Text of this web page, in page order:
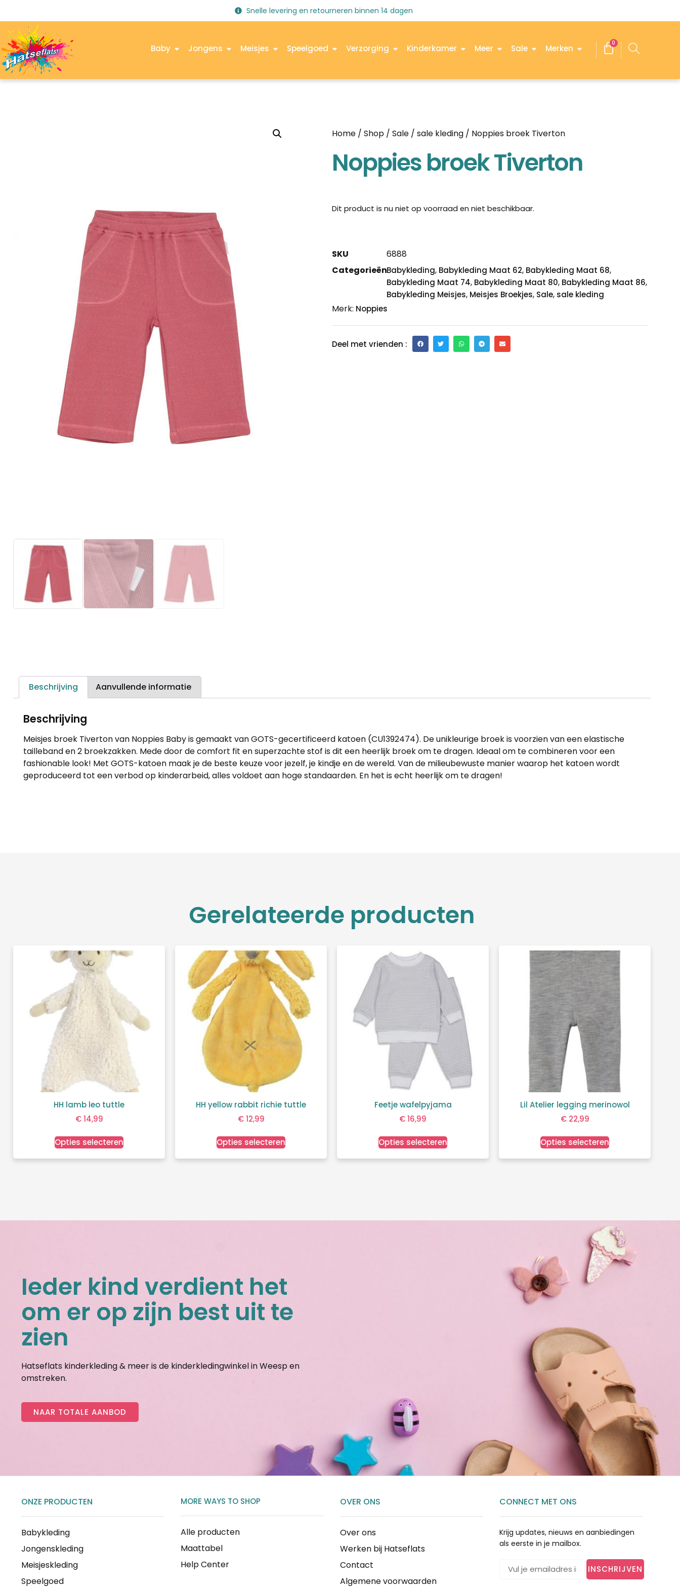
Snelle levering en retourneren binnen 14 dagen
Baby Jongens Meisjes Speelgoed Verzorging Kinderkamer Meer Sale Merken
0
Home / Shop / Sale / sale kleding / Noppies broek Tiverton
Noppies broek Tiverton
Dit product is nu niet op voorraad en niet beschikbaar.
SKU
6888
CategorieënBabykleding, Babykleding Maat 62, Babykleding Maat 68,
Babykleding Maat 74, Babykleding Maat 80, Babykleding Maat 86,
Babykleding Meisjes, Meisjes Broekjes, Sale, sale kleding
Merk: Noppies
Deel met vrienden :
Beschrijving Aanvullende informatie
Beschrijving
Meisjes broek Tiverton van Noppies Baby is gemaakt van GOTS-gecertificeerd katoen (CU1392474). De unikleurige broek is voorzien van een elastische
tailleband en 2 broekzakken. Mede door de comfort fit en superzachte stof is dit een heerlijk broek om te dragen. Ideaal om te combineren voor een
fashionable look! Met GOTS-katoen maak je de beste keuze voor jezelf, je kindje en de wereld. Van de milieubewuste manier waarop het katoen wordt
geproduceerd tot een verbod op kinderarbeid, alles voldoet aan hoge standaarden. En het is echt heerlijk om te dragen!
Gerelateerde producten
HH lamb leo tuttle
€14,99
Opties selecteren
HH yellow rabbit richie tuttle
€12,99
Opties selecteren
Feetje wafelpyjama
€16,99
Opties selecteren
Lil Atelier legging merinowol
€22,99
Opties selecteren
Ieder kind verdient het
om er op zijn best uit te
zien
Hatseflats kinderkleding & meer is de kinderkledingwinkel in Weesp en
omstreken.
NAAR TOTALE AANBOD
ONZE PRODUCTEN
Babykleding
Jongenskleding
Meisjeskleding
Speelgoed
MORE WAYS TO SHOP
Alle producten
Maattabel
Help Center
OVER ONS
Over ons
Werken bij Hatseflats
Contact
Algemene voorwaarden
CONNECT MET ONS
Krijg updates, nieuws en aanbiedingen
als eerste in je mailbox.
INSCHRIJVEN